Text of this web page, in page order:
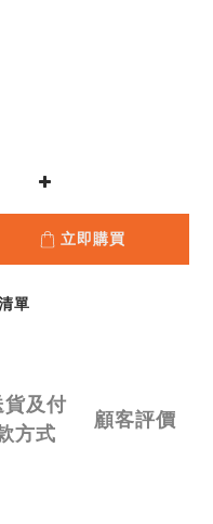
立即購買
單
貨及付
方式
顧客評價